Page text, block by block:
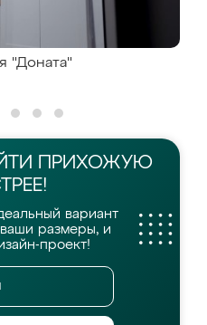
"Доната"
ПРИХОЖУЮ
вариант
размеры, и
проект!